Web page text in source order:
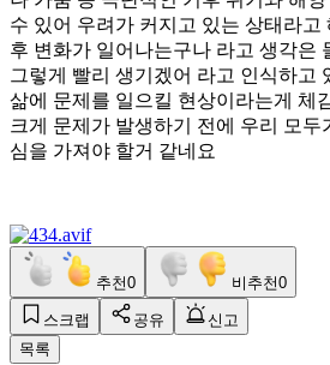
수 있어 우려가 커지고 있는 상태라고
후 변화가 일어나는구나 라고 생각은
그렇게 빨리 생기겠어 라고 인식하고
삶에 문제를 일으킬 현상이라는게 체
크게 문제가 발생하기 전에 우리 모
심을 가져야 할거 같네요
추천0 비추천0
스크랩 공유
신고
목록